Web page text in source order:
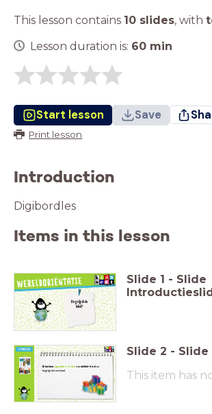
This lesson contains 10 slides, with
Lesson duration is: 60 min
Start lesson Save
Print lesson
Introduction
Digibordles
Items in this lesson
Begrijp ik de
tekst?
Slide 1 - Slide
Ik herken signaalwoorden vanmiddel-doel en
begrijp het verband.
Slide 2 - Slide
This item has